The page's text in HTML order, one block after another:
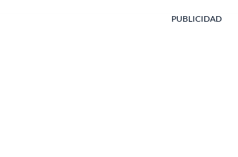
PUBLICIDAD